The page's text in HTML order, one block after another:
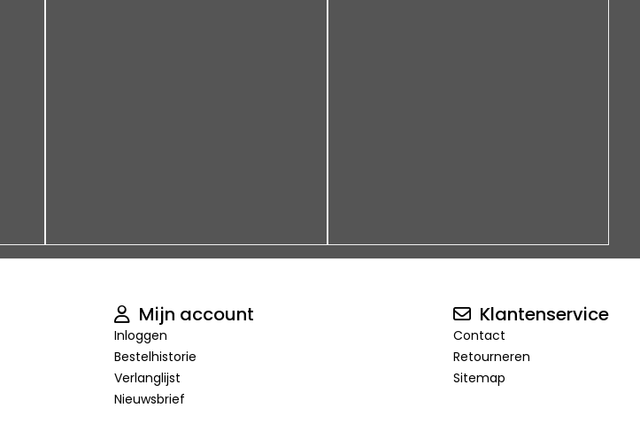
Mijn account
Inloggen
Bestelhistorie
Verlanglijst
Nieuwsbrief
Klantenservice
Contact
Retourneren
Sitemap